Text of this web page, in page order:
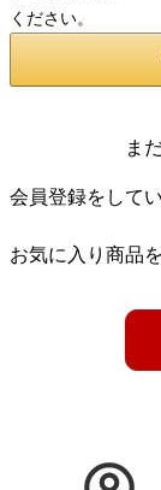
ください。
ま
会員登録をして
お気に入り商品